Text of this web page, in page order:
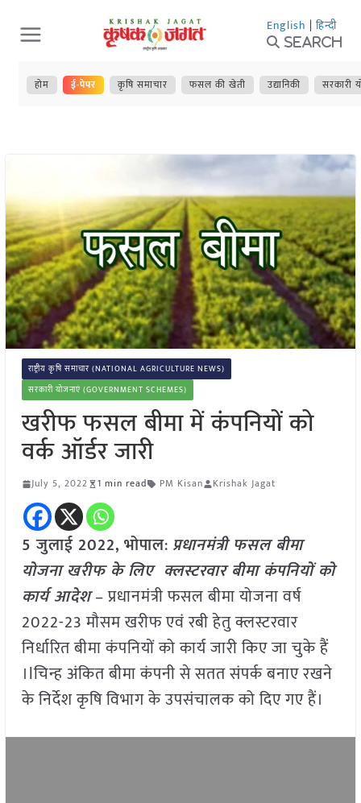
Skip
to
content
English | हिन्दी
Search
होम ई-पेपर कृषि समाचार फसल की खेती उद्यानिकी सरकारी
राष्ट्रीय कृषि समाचार (NATIONAL AGRICULTURE NEWS)
सरकारी योजनाएं (GOVERNMENT SCHEMES)
खरीफ फसल बीमा में कंपनियों को
वर्क ऑर्डर जारी
July 5, 2022 1 min read PM Kisan Krishak Jagat
5 जुलाई 2022, भोपाल: प्रधानमंत्री फसल बीमा
योजना खरीफ के लिए क्लस्टरवार बीमा कंपनियों को
कार्य आदेश– प्रधानमंत्री फसल बीमा योजना वर्ष
2022-23 मौसम खरीफ एवं रबी हेतु क्लस्टरवार
निर्धारित बीमा कंपनियों को कार्य जारी किए जा चुके हैं
।lचिन्ह अंकित बीमा कंपनी से सतत संपर्क बनाए रखने
के निर्देश कृषि विभाग के उपसंचालक को दिए गए हैं।